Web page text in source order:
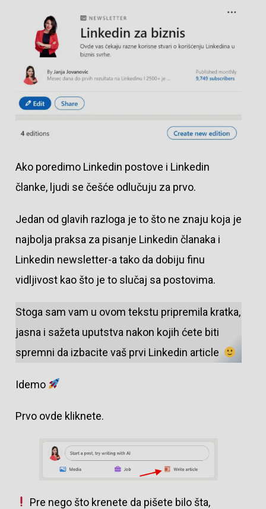
Ako poredimo Linkedin postove i Linkedin
članke, ljudi se češće odlučuju za prvo.
Jedan od glavih razloga je to što ne znaju koja je
najbolja praksa za pisanje Linkedin članaka i
Linkedin newsletter-a tako da dobiju finu
vidljivost kao što je to slučaj sa postovima.
Stoga sam vam u ovom tekstu pripremila kratka,
jasna i sažeta uputstva nakon kojih ćete biti
spremni da izbacite vaš prvi Linkedin article
Idemo
Prvo ovde kliknete.
Pre nego što krenete da pišete bilo šta,